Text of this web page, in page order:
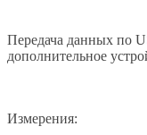
Передача данных по
дополнительное
Измерения: